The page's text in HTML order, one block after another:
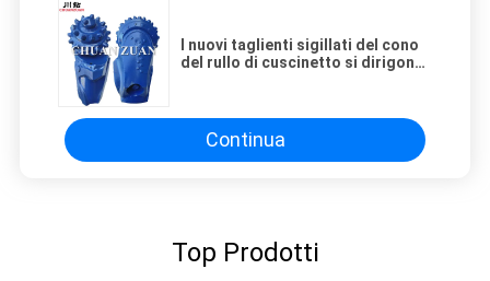
I nuovi taglienti sigillati del cono
del rullo di cuscinetto si dirigono
Continua
Top Prodotti